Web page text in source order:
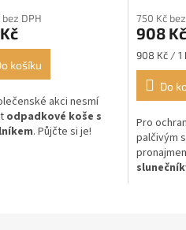
bez DPH
košíku
akci nesmí
odpadkové koše s
. Půjčte si je!
750 Kč
908 Kč
Měrná
cena:
908 Kč / 1
Do
Pro
palčivým